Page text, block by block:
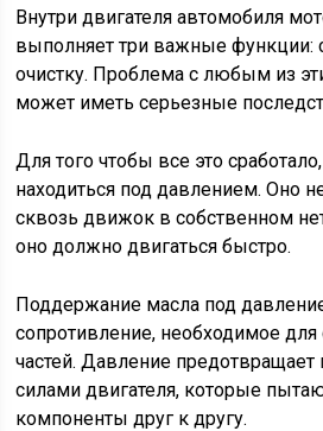
Внутри двигателя автомобиля
выполняет три важные функции:
очистку. Проблема с любым из
может иметь серьезные
Для того чтобы все это
находиться под давлением. Оно
сквозь движок в собственном
оно должно двигаться быстро.
Поддержание масла под
сопротивление, необходимое
частей. Давление
силами двигателя, которые
компоненты друг к другу.